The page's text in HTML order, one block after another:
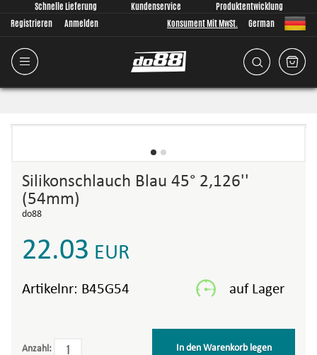
Schnelle Lieferung Kundenservice
Produktentwicklung
Registrieren
Anmelden Konsument Mit MwSt. German
Silikonschlauch Blau 45° 2,126''
(54mm)
do88
22.03 EUR
Artikelnr: B45G54
Anzahl: In den Warenkorb legen